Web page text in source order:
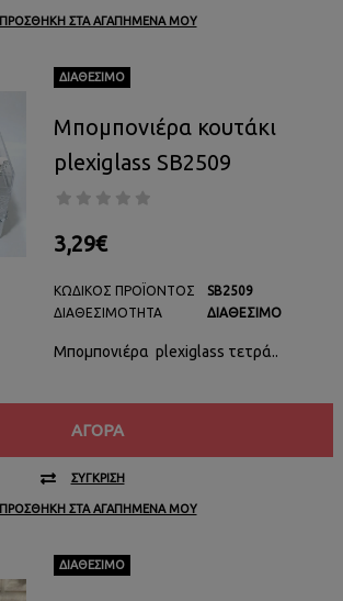
ΠΡΟΣΘΉΚΗ ΣΤΑ ΑΓΑΠΗΜΈΝΑ ΜΟΥ
ΔΙΑΘΈΣΙΜΟ
Μπομπονιέρα κουτάκι
plexiglass SB2509
3,29€
ΚΩΔΙΚΌΣ ΠΡΟΪΌΝΤΟΣ
ΔΙΑΘΕΣΙΜΌΤΗΤΑ
SB2509
ΔΙΑΘΈΣΙΜΟ
Μπομπονιέρα plexiglass τετρά..
ΑΓΟΡΆ
ΣΎΓΚΡΙΣΗ
ΠΡΟΣΘΉΚΗ ΣΤΑ ΑΓΑΠΗΜΈΝΑ ΜΟΥ
ΔΙΑΘΈΣΙΜΟ